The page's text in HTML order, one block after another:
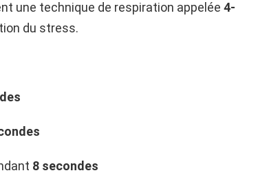
une technique de respiration appelée 4-
du stress.
8 secondes